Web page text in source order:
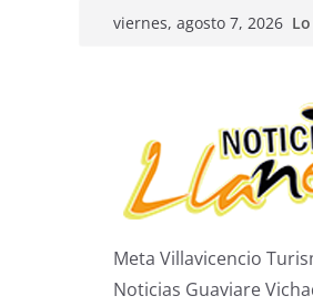
Saltarviernes, agosto 7, 2026
Meta Villavicencio
Noticias Guaviare